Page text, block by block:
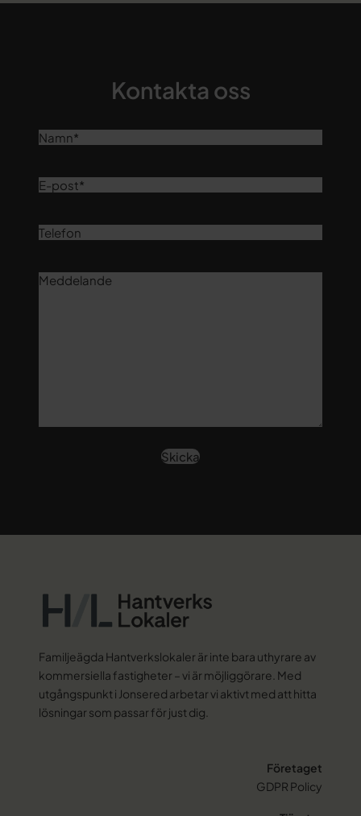
Kontakta oss
Namn(Obligatoriskt)
E-
Telefon
Meddelande
Familjeägda Hantverkslokaler är inte bara uthyrare av
kommersiella fastigheter – vi är möjliggörare. Med
utgångspunkt i Jonsered arbetar vi aktivt med att hitta
lösningar som passar för just dig.
Företaget
GDPR Policy